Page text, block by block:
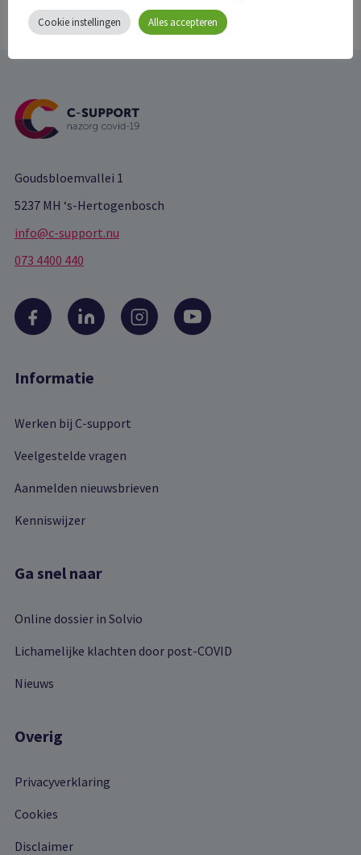
Goudsbloemvallei 1
5237 MH ‘s-Hertogenbosch
info@c-support.nu
073 4400 440
Informatie
Werken bij C-support
Veelgestelde vragen
Aanmelden nieuwsbrieven
Kenniswijzer
Ga snel naar
Online dossier in Solvio
Lichamelijke klachten door post-COVID
Nieuws
Overig
Privacyverklaring
Cookies
Disclaimer
Cookie instellingen Alles accepteren